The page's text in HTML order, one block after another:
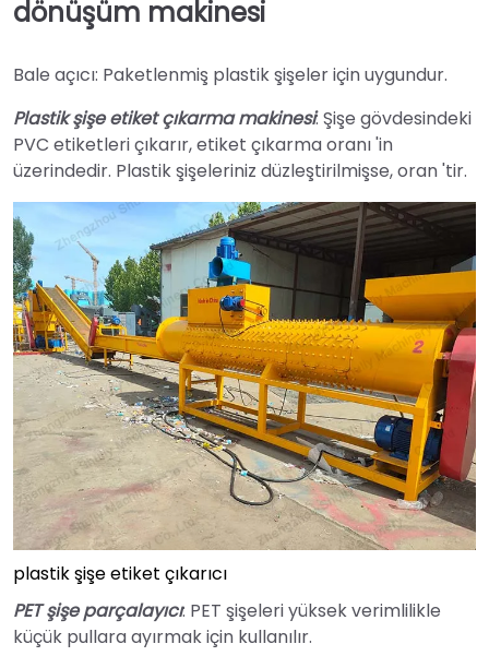
dönüşüm makinesi
Bale açıcı: Paketlenmiş plastik şişeler için uygundur.
Plastik şişe etiket çıkarma makinesi: Şişe gövdesindeki
PVC etiketleri çıkarır, etiket çıkarma oranı 'in
üzerindedir. Plastik şişeleriniz düzleştirilmişse, oran 'tir.
plastik şişe etiket çıkarıcı
PET şişe parçalayıcı: PET şişeleri yüksek verimlilikle
küçük pullara ayırmak için kullanılır.